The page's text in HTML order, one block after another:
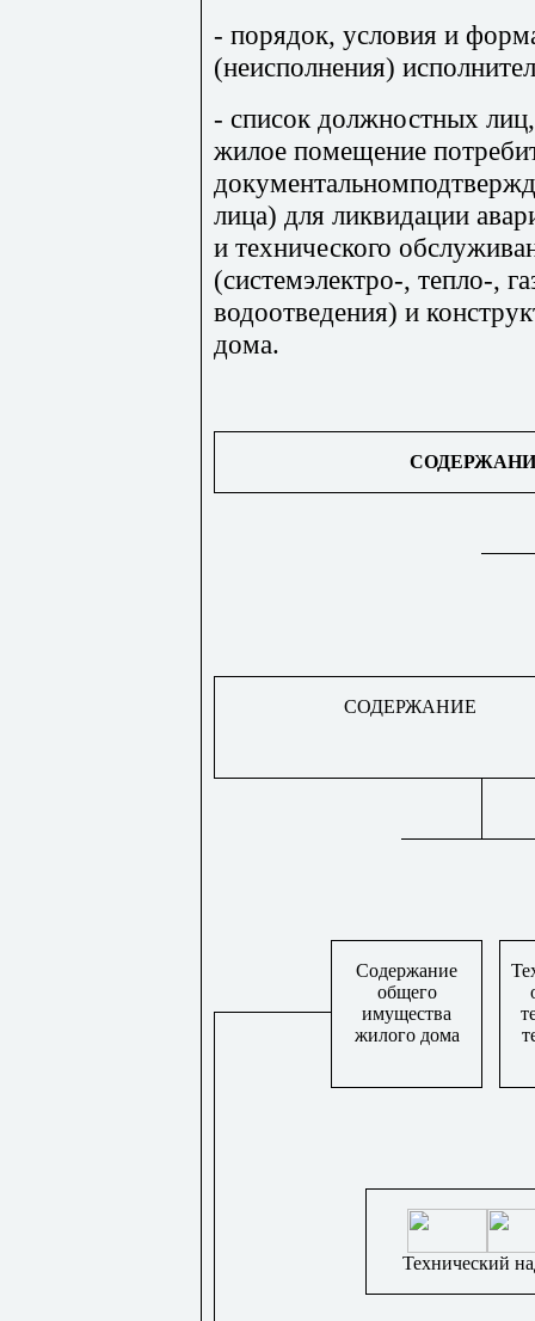
- порядок, условия и
(неисполнения)
- список должностных
жилое помещение
лица) для ликвидации
и технического
(системэлектро-, тепло-,
водоотведения) и
дома.
СОДЕРЖАНИЕ
Содержание
общего
имущества
жилого дома
Технический